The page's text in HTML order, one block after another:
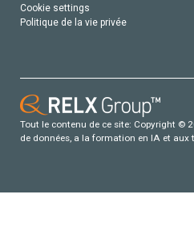
Cookie settings
Politique de la vie privée
Tout le contenu de ce site: Copyright ©
de données, a la formation en IA et